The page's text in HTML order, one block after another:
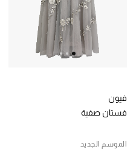
خصومات
جميع مستحضرات الجمال
الأكثر مبيعاً
فيون
فستان صفية
الموسم الجديد